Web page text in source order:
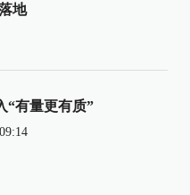
地
“有量更有质”